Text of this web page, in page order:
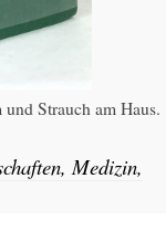
Strauch am Haus.
Medizin,